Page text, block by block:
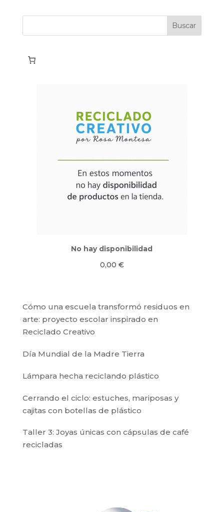
No hay disponibilidad
0,00 €
Cómo una escuela transformó residuos en
arte: proyecto escolar inspirado en
Reciclado Creativo
Día Mundial de la Madre Tierra
Lámpara hecha reciclando plástico
Cerrando el ciclo: estuches, mariposas y
cajitas con botellas de plástico
Taller 3: Joyas únicas con cápsulas de café
recicladas